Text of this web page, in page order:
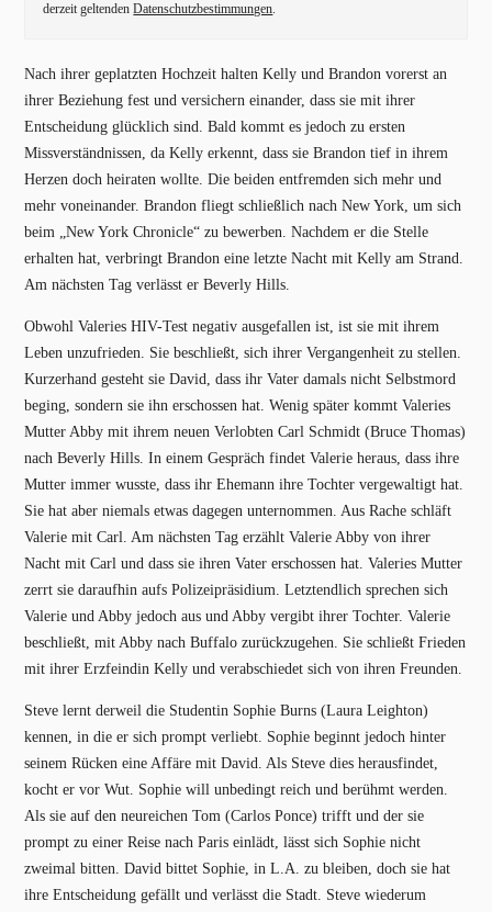
derzeit geltendenDatenschutzbestimmungen.
Nach ihrer geplatzten Hochzeit halten Kelly und Brandon vorerst an
ihrer Beziehung fest und versichern einander, dass sie mit ihrer
Entscheidung glücklich sind. Bald kommt es jedoch zu ersten
Missverständnissen, da Kelly erkennt, dass sie Brandon tief in ihrem
Herzen doch heiraten wollte. Die beiden entfremden sich mehr und
mehr voneinander. Brandon fliegt schließlich nach New York, um sich
beim „New York Chronicle“ zu bewerben. Nachdem er die Stelle
erhalten hat, verbringt Brandon eine letzte Nacht mit Kelly am Strand.
Am nächsten Tag verlässt er Beverly Hills.
Obwohl Valeries HIV-Test negativ ausgefallen ist, ist sie mit ihrem
Leben unzufrieden. Sie beschließt, sich ihrer Vergangenheit zu stellen.
Kurzerhand gesteht sie David, dass ihr Vater damals nicht Selbstmord
beging, sondern sie ihn erschossen hat. Wenig später kommt Valeries
Mutter Abby mit ihrem neuen Verlobten Carl Schmidt (Bruce Thomas)
nach Beverly Hills. In einem Gespräch findet Valerie heraus, dass ihre
Mutter immer wusste, dass ihr Ehemann ihre Tochter vergewaltigt hat.
Sie hat aber niemals etwas dagegen unternommen. Aus Rache schläft
Valerie mit Carl. Am nächsten Tag erzählt Valerie Abby von ihrer
Nacht mit Carl und dass sie ihren Vater erschossen hat. Valeries Mutter
zerrt sie daraufhin aufs Polizeipräsidium. Letztendlich sprechen sich
Valerie und Abby jedoch aus und Abby vergibt ihrer Tochter. Valerie
beschließt, mit Abby nach Buffalo zurückzugehen. Sie schließt Frieden
mit ihrer Erzfeindin Kelly und verabschiedet sich von ihren Freunden.
Steve lernt derweil die Studentin Sophie Burns (Laura Leighton)
kennen, in die er sich prompt verliebt. Sophie beginnt jedoch hinter
seinem Rücken eine Affäre mit David. Als Steve dies herausfindet,
kocht er vor Wut. Sophie will unbedingt reich und berühmt werden.
Als sie auf den neureichen Tom (Carlos Ponce) trifft und der sie
prompt zu einer Reise nach Paris einlädt, lässt sich Sophie nicht
zweimal bitten. David bittet Sophie, in L.A. zu bleiben, doch sie hat
ihre Entscheidung gefällt und verlässt die Stadt. Steve wiederum